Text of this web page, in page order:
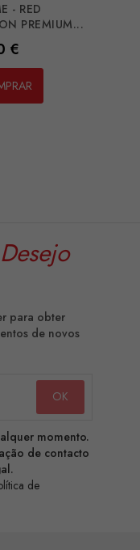
- RED
PREMIUM...
€
Desejo
para obter
de novos
momento.
de contacto
de